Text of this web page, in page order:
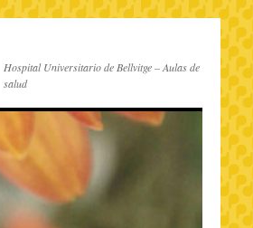
Hospital Universitario de Bellvitge – Aulas de
salud